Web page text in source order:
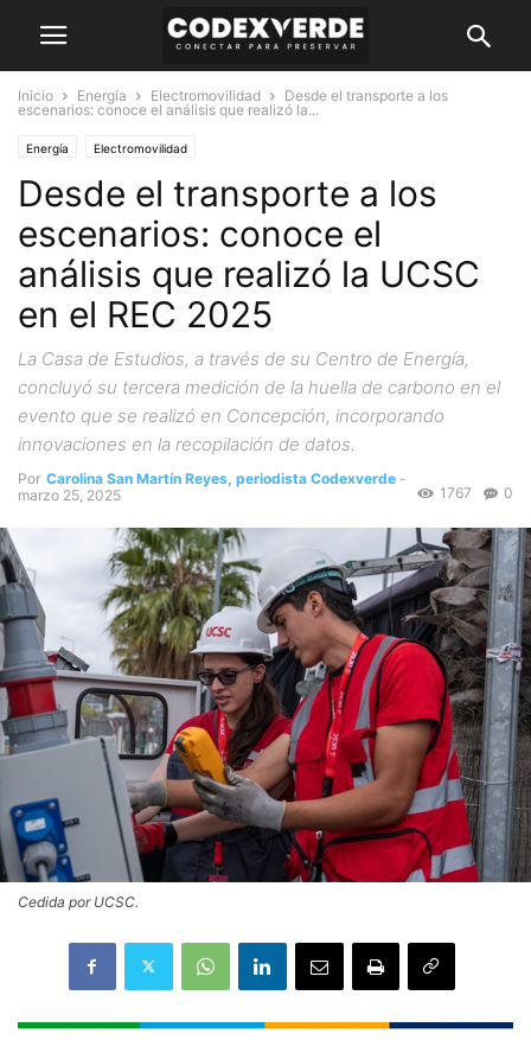
Inicio Energía Electromovilidad
Desde el transporte a los
escenarios: conoce el análisis que realizó la...
Energía Electromovilidad
Desde el transporte a los
escenarios: conoce el
análisis que realizó la UCSC
en el REC 2025
La Casa de Estudios, a través de su Centro de Energía,
concluyó su tercera medición de la huella de carbono en el
evento que se realizó en Concepción, incorporando
innovaciones en la recopilación de datos.
Por Carolina San Martín Reyes, periodista Codexverde -
marzo 25, 2025
0
1767
Cedida por UCSC.